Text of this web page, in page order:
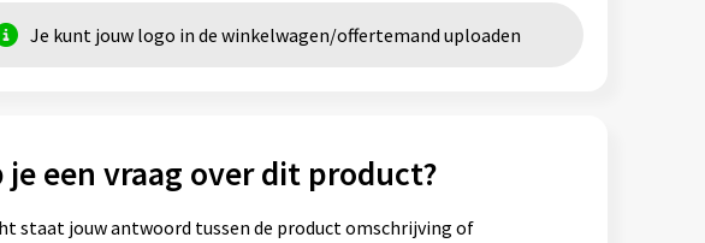
Je kunt jouw logo in de winkelwagen/offertemand uploaden
je een vraag over dit product?
staat jouw antwoord tussen de product omschrijving of